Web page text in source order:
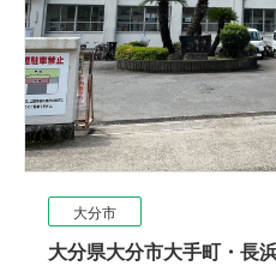
大分市
大分県大分市大手町・長